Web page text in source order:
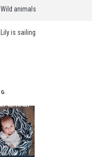
Wild animals
Lily is sailing